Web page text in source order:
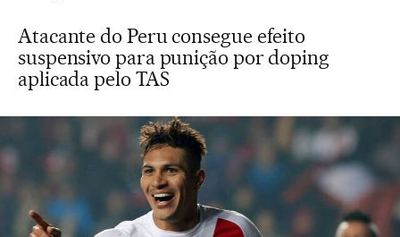
Atacante do Peru consegue efeito
suspensivo para punição por doping
aplicada pelo TAS